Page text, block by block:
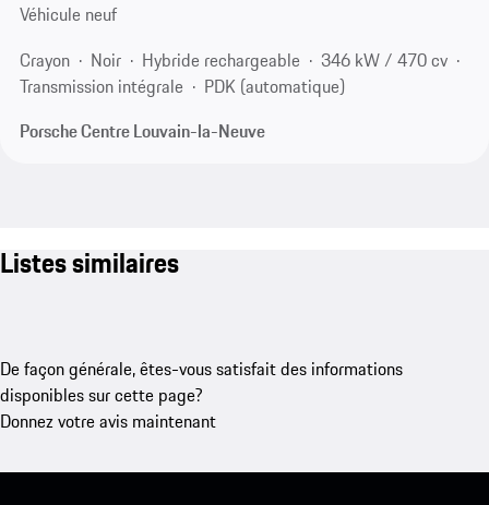
Véhicule neuf
Crayon
Noir Hybride rechargeable
346 kW / 470 cv
Transmission intégrale
PDK (automatique)
Porsche Centre Louvain-la-Neuve
Listes similaires
De façon générale, êtes-vous satisfait des informations
disponibles sur cette page?
Donnez votre avis maintenant